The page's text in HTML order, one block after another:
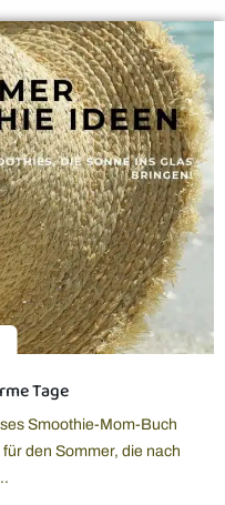
Tage
Smoothie-Mom-Buch
den Sommer, die nach